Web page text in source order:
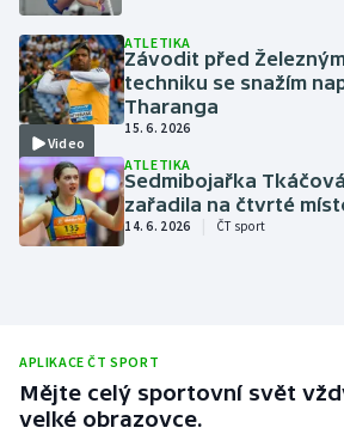
Golf
Gymnastika
Házená
Jezdectví
Lezení
Video
ATLETIKA
Závodit před
techniku se snažím
Tharanga
15. 6. 2026
ATLETIKA
Sedmibojařka Tkáčová
zařadila na čtvrté
14. 6. 2026 ČT sport
APLIKACE ČT SPORT
Mějte celý sportovní svět
velké obrazovce.